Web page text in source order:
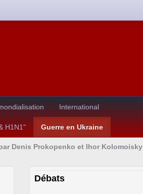
International
H1N1" Guerre en Ukraine
Denis Prokopenko et Ihor Kolomoisky
Débats